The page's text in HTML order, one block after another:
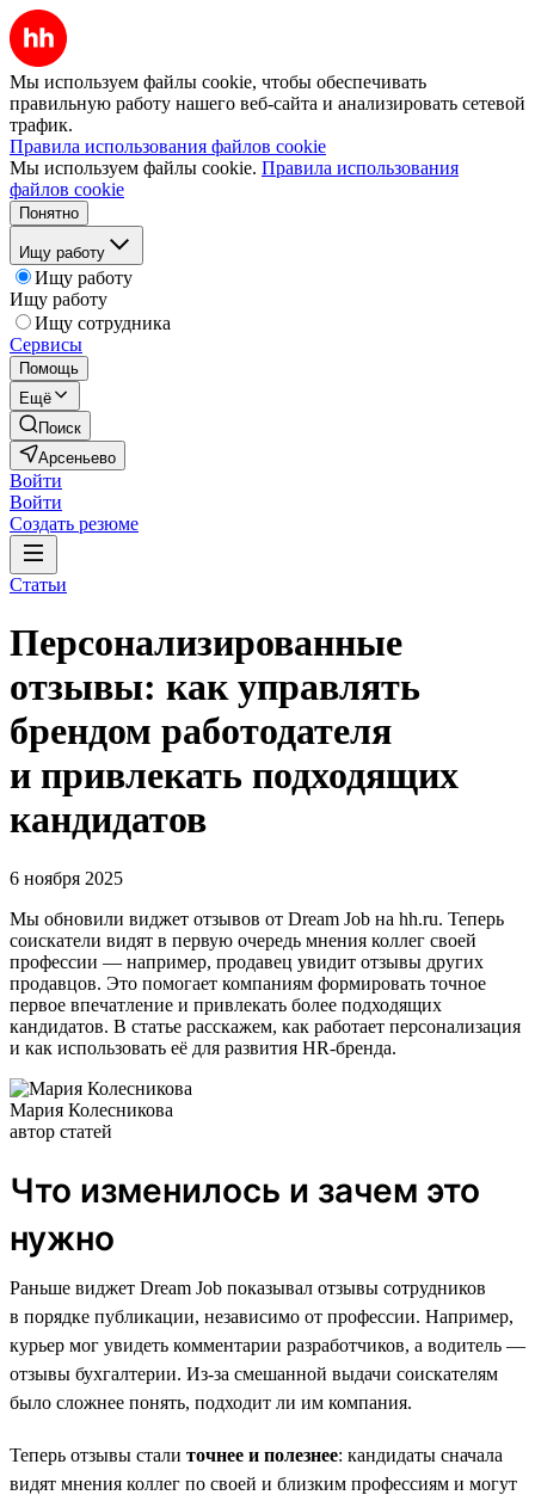
Мы используем файлы cookie, чтобы обеспечивать
правильную работу нашего веб-сайта и анализировать сетевой
трафик.
Правила использования файлов cookie
Мы используем файлы cookie. Правила использования
файлов cookie
Понятно
Ищу работу
Ищу работу
Ищу работу
Ищу сотрудника
Сервисы
Помощь
Ещё
Поиск
Арсеньево
Войти
Войти
Создать резюме
Статьи
Персонализированные
отзывы: как управлять
брендом работодателя
и привлекать подходящих
кандидатов
6 ноября 2025
Мы обновили виджет отзывов от Dream Job на hh.ru. Теперь
соискатели видят в первую очередь мнения коллег своей
профессии — например, продавец увидит отзывы других
продавцов. Это помогает компаниям формировать точное
первое впечатление и привлекать более подходящих
кандидатов. В статье расскажем, как работает персонализация
и как использовать её для развития HR-бренда.
Мария Колесникова
автор статей
Что изменилось и зачем это
нужно
Раньше виджет Dream Job показывал отзывы сотрудников
в порядке публикации, независимо от профессии. Например,
курьер мог увидеть комментарии разработчиков, а водитель —
отзывы бухгалтерии. Из-за смешанной выдачи соискателям
было сложнее понять, подходит ли им компания.
Теперь отзывы стали точнее и полезнее: кандидаты сначала
видят мнения коллег по своей и близким профессиям и могут